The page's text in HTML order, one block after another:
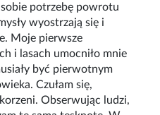
potrzebę powrotu
wyostrzają się i
Moje pierwsze
i lasach umocniło mnie
być pierwotnym
Czułam się,
Obserwując ludzi,